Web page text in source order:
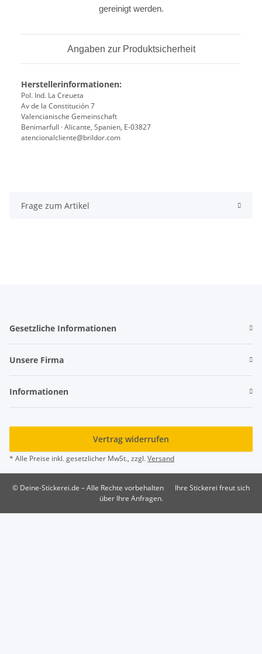
gereinigt werden.
Angaben zur Produktsicherheit
Herstellerinformationen:
Pol. Ind. La Creueta
Av de la Constitución 7
Valencianische Gemeinschaft
Benimarfull · Alicante, Spanien, E-03827
atencionalcliente@brildor.com
Frage zum Artikel
Gesetzliche Informationen
Unsere Firma
Informationen
Vertrag widerrufen
* Alle Preise inkl. gesetzlicher MwSt., zzgl.Versand
© Deine-Stickerei.de – Alle Rechte vorbehalten
Ihre Stickerei freut sich
über Ihre Anfragen.